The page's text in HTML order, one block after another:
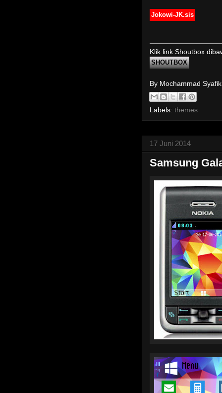
Jokowi-JK.sis
Klik link Shoutbox
SHOUTBOX
By Mochammad
Labels: themes
17 Juni 2014
Samsung